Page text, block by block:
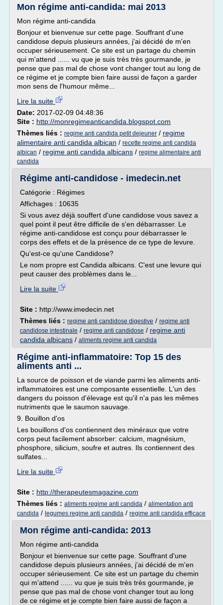
Mon régime anti-candida: mai 2013
Mon régime anti-candida
Bonjour et bienvenue sur cette page. Souffrant d'une
candidose depuis plusieurs années, j'ai décidé de m'en
occuper sérieusement. Ce site est un partage du chemin
qui m'attend ...... vu que je suis très très gourmande, je
pense que pas mal de chose vont changer tout au long de
ce régime et je compte bien faire aussi de façon a garder
mon sens de l'humour même...
Lire la suite
Date: 2017-02-09 04:48:36
Site : http://monregimeanticandida.blogspot.com
Thèmes liés : regime anti candida petit dejeuner / regime
alimentaire anti candida albican / recette regime anti candida
albican / regime anti candida albicans / regime alimentaire anti
candida
Régime anti-candidose - imedecin.net
Catégorie : Régimes
Affichages : 10635
Si vous avez déjà souffert d'une candidose vous savez a
quel point il peut être difficile de s'en débarrasser. Le
régime anti-candidose est conçu pour débarrasser le
corps des effets et de la présence de ce type de levure.
Qu'est-ce qu'une Candidose?
Le nom propre est Candida albicans. C'est une levure qui
peut causer des problèmes dans le...
Lire la suite
Site : http://www.imedecin.net
Thèmes liés : regime anti candidose digestive / regime anti
candidose intestinale / regime anti candidose / regime anti
candida albicans / aliments regime anti candida
Régime anti-inflammatoire: Top 15 des
aliments anti ...
La source de poisson et de viande parmi les aliments anti-
inflammatoires est une composante essentielle. L'un des
dangers du poisson d'élevage est qu'il n'a pas les mêmes
nutriments que le saumon sauvage.
9. Bouillon d'os
Les bouillons d'os contiennent des minéraux que votre
corps peut facilement absorber: calcium, magnésium,
phosphore, silicium, soufre et autres. Ils contiennent des
sulfates...
Lire la suite
Site : http://therapeutesmagazine.com
Thèmes liés : aliments regime anti candida / alimentation anti
candida / legumes regime anti candida / regime anti candida efficace
Mon régime anti-candida: 2013
Mon régime anti-candida
Bonjour et bienvenue sur cette page. Souffrant d'une
candidose depuis plusieurs années, j'ai décidé de m'en
occuper sérieusement. Ce site est un partage du chemin
qui m'attend ...... vu que je suis très très gourmande, je
pense que pas mal de chose vont changer tout au long
de ce régime et je compte bien faire aussi de façon a